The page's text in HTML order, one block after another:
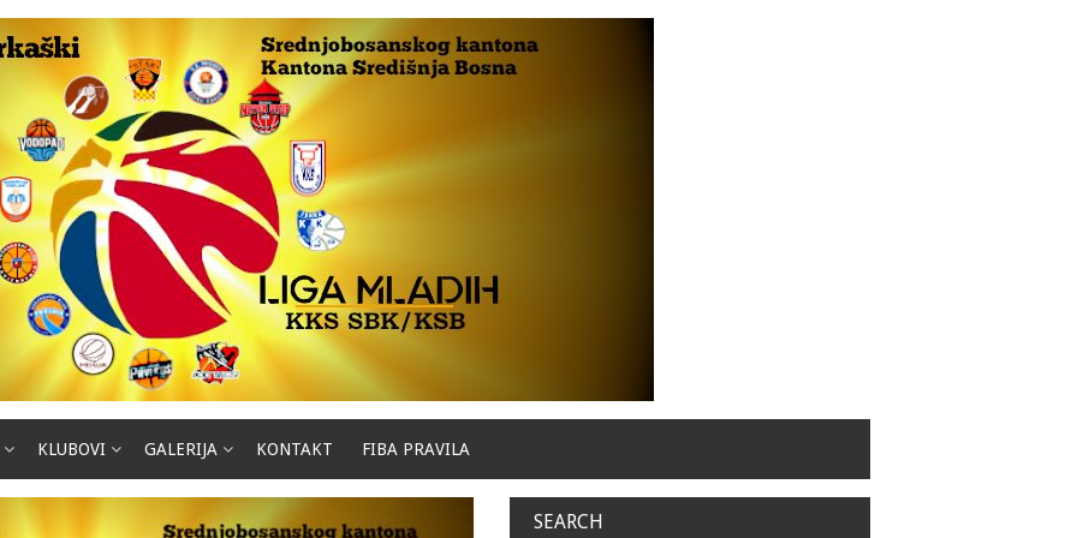
KLUBOVI GALERIJA KONTAKT FIBA PRAVILA
SEARCH